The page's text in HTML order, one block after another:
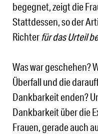
begegnet, zeigt die
Stattdessen, so der
Richter für das Urteil
Was war geschehen?
Überfall und die
Dankbarkeit enden?
Dankbarkeit über die
Frauen, gerade auch